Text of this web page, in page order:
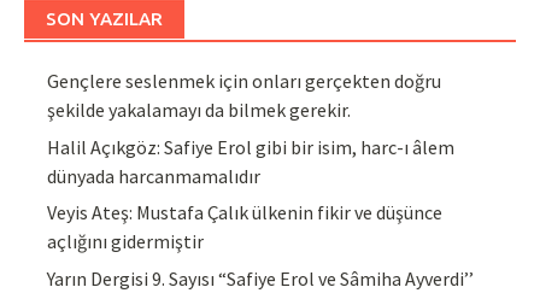
SON YAZILAR
Gençlere seslenmek için onları gerçekten doğru
şekilde yakalamayı da bilmek gerekir.
Halil Açıkgöz: Safiye Erol gibi bir isim, harc-ı âlem
dünyada harcanmamalıdır
Veyis Ateş: Mustafa Çalık ülkenin fikir ve düşünce
açlığını gidermiştir
Yarın Dergisi 9. Sayısı “Safiye Erol ve Sâmiha Ayverdi’’